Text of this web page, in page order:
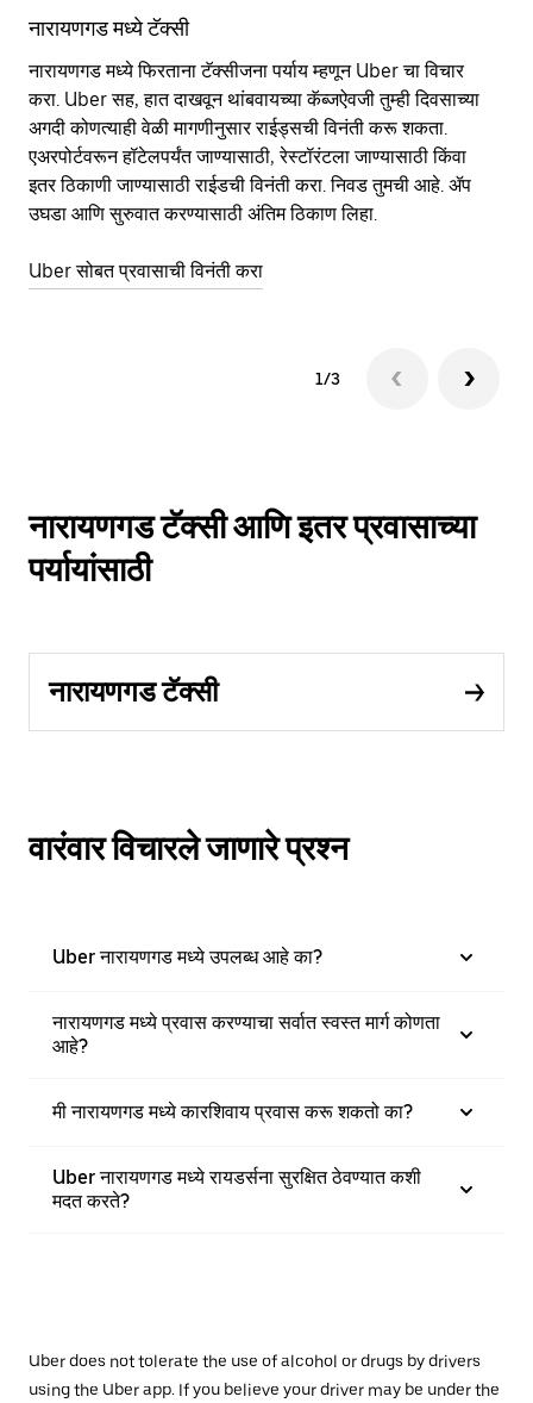
नारायणगड मध्ये टॅक्सी
नारायणगड मध्ये फिरताना टॅक्सीजना पर्याय म्हणून Uber चा विचार
करा. Uber सह, हात दाखवून थांबवायच्या कॅब्जऐवजी तुम्ही दिवसाच्या
अगदी कोणत्याही वेळी मागणीनुसार राईड्सची विनंती करू शकता.
एअरपोर्टवरून हॉटेलपर्यंत जाण्यासाठी, रेस्टॉरंटला जाण्यासाठी किंवा
इतर‍ ठिकाणी जाण्यासाठी राईडची विनंती करा. निवड तुमची आहे. ॲप
उघडा आणि सुरुवात करण्यासाठी अंतिम ठिकाण लिहा.
Uber सोबत प्रवासाची विनंती करा
1/3
नारायणगड टॅक्सी आणि इतर प्रवासाच्या
पर्यायांसाठी
नारायणगड टॅक्सी
वारंवार विचारले जाणारे प्रश्न
Uber नारायणगड मध्ये उपलब्ध आहे का?
नारायणगड मध्ये प्रवास करण्याचा सर्वात स्वस्त मार्ग कोणता
आहे?
मी नारायणगड मध्ये कारशिवाय प्रवास करू शकतो का?
Uber नारायणगड मध्ये रायडर्सना सुरक्षित ठेवण्यात कशी
मदत करते?
Uber does not tolerate the use of alcohol or drugs by drivers
using the Uber app. If you believe your driver may be under the